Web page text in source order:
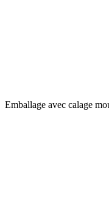
Emballage avec calage